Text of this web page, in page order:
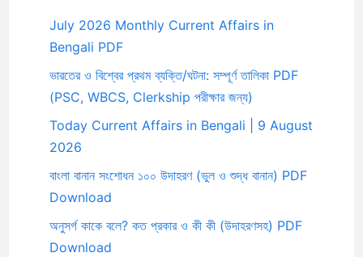
July 2026 Monthly Current Affairs in
Bengali PDF
ভারতের ও বিশ্বের প্রথম ব্যক্তি/ঘটনা: সম্পূর্ণ তালিকা PDF
(PSC, WBCS, Clerkship পরীক্ষার জন্য)
Today Current Affairs in Bengali | 9 August
2026
বাংলা বানান সংশোধন ১০০ উদাহরণ (ভুল ও শুদ্ধ বানান) PDF
Download
অনুসর্গ কাকে বলে? কত প্রকার ও কী কী (উদাহরণসহ) PDF
Download